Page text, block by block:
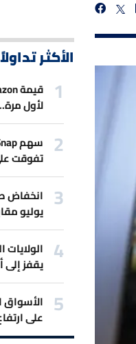
الأكثر تداولاً
لأول
Marriott بسبب حرب إيران
تفوقت
للمبيعات.
انخفاض
يوليو
لأميركا
سنوات
على
التصعيد